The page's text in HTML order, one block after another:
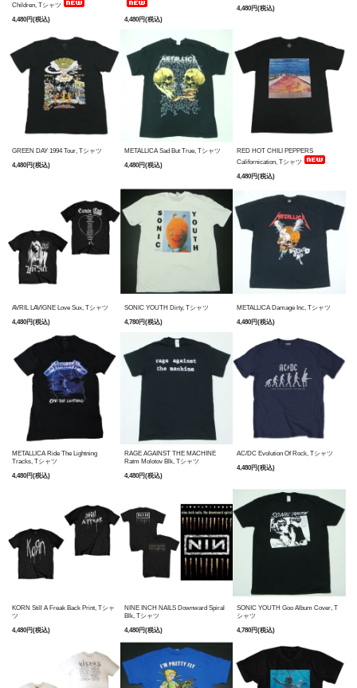
Children, Tシャツ
4,480円(税込)
4,480円(税込)
4,480円(税込)
GREEN DAY 1994 Tour, Tシャツ
4,480円(税込)
METALLICA Sad But True, Tシャツ
4,480円(税込)
RED HOT CHILI PEPPERS
Californication, Tシャツ
4,480円(税込)
AVRIL LAVIGNE Love Sux, Tシャツ
4,480円(税込)
SONIC YOUTH Dirty, Tシャツ
4,780円(税込)
METALLICA Damage Inc, Tシャツ
4,480円(税込)
METALLICA Ride The Lightning
Tracks, Tシャツ
4,480円(税込)
RAGE AGAINST THE MACHINE
Ratm Molotov Blk, Tシャツ
4,480円(税込)
AC/DC Evolution Of Rock, Tシャツ
4,480円(税込)
KORN Still A Freak Back Print, Tシャ
ツ
4,480円(税込)
NINE INCH NAILS Downward Spiral
Blk, Tシャツ
4,480円(税込)
SONIC YOUTH Goo Album Cover, T
シャツ
4,780円(税込)